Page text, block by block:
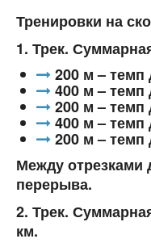
Тренировки на
1. Трек.
200 м – темп
400 м – темп
200 м – темп
400 м – темп
200 м – темп
Между отрезками
перерыва.
2. Трек.
км.